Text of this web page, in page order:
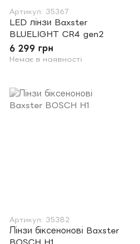
Артикул: 35367
LED лінзи Baxster
BLUELIGHT CR4 gen2
6 299 грн
Немає в наявності
Артикул: 35382
Лінзи біксенонові Baxster
BOSCH H1